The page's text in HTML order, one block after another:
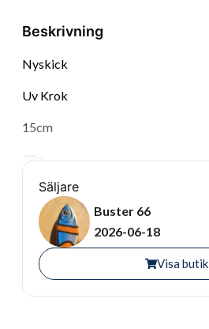
Beskrivning
Nyskick
Uv Krok
15cm
32g
Säljare
Buster 66
2026-06-18
Visa butik